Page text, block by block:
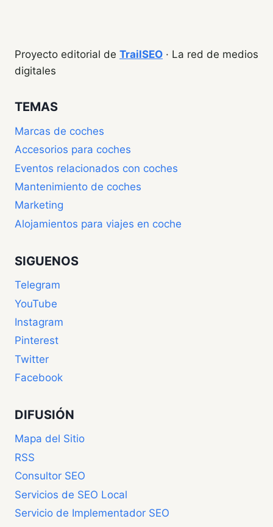
Proyecto editorial de TrailSEO · La red de medios
digitales
TEMAS
Marcas de coches
Accesorios para coches
Eventos relacionados con coches
Mantenimiento de coches
Marketing
Alojamientos para viajes en coche
SIGUENOS
Telegram
YouTube
Instagram
Pinterest
Twitter
Facebook
DIFUSIÓN
Mapa del Sitio
RSS
Consultor SEO
Servicios de SEO Local
Servicio de Implementador SEO